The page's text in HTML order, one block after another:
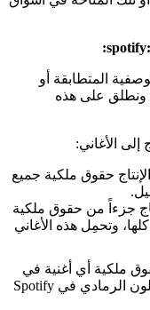
المتطابقة أو
ونطلق على هذه
الأغاني:
حقوق ملكية جميع
جزءاً من حقوق ملكية
وتحمِل هذه الأغاني
ملكية أي أغنية في
مجموعة التسجيل، وتظهر الأغاني باللون الرمادي في Spotify